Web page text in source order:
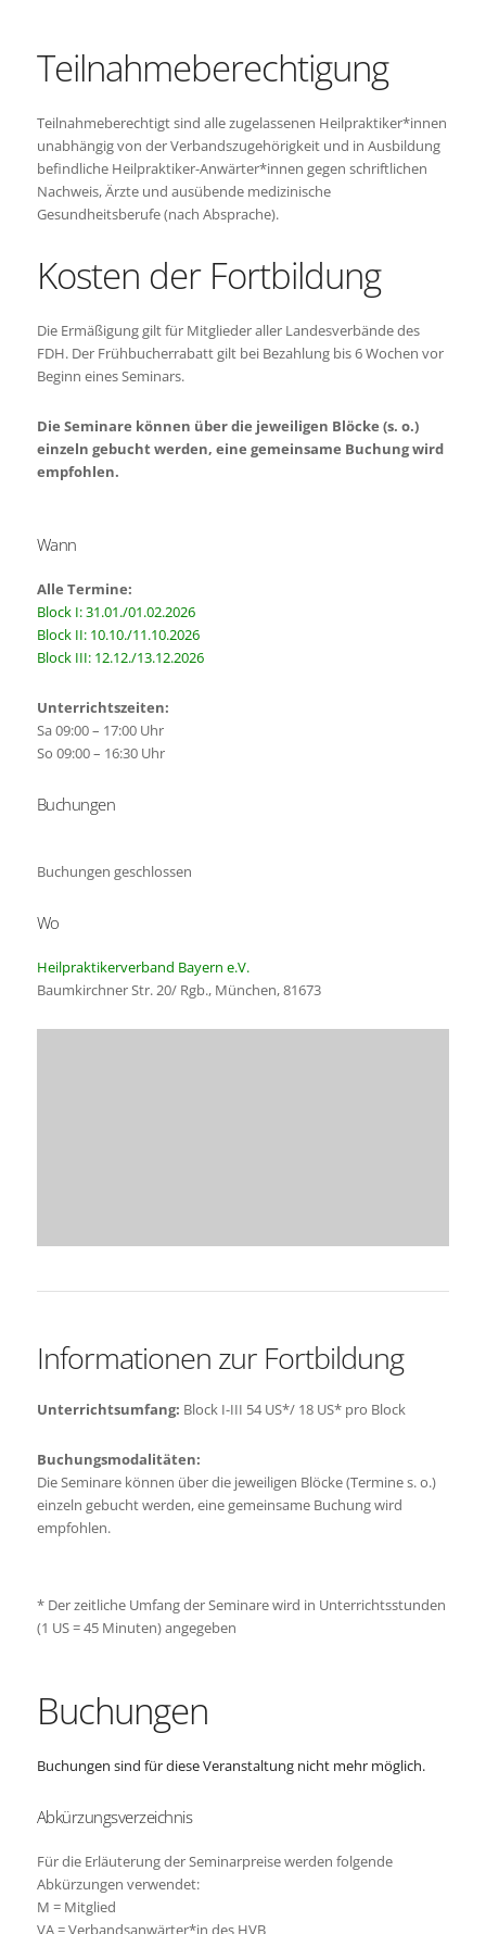
Teilnahmeberechtigung
Teilnahmeberechtigt sind alle zugelassenen Heilpraktiker*innen
unabhängig von der Verbandszugehörigkeit und in Ausbildung
befindliche Heilpraktiker-Anwärter*innen gegen schriftlichen
Nachweis, Ärzte und ausübende medizinische
Gesundheitsberufe (nach Absprache).
Kosten der Fortbildung
Die Ermäßigung gilt für Mitglieder aller Landesverbände des
FDH. Der Frühbucherrabatt gilt bei Bezahlung bis 6 Wochen vor
Beginn eines Seminars.
Die Seminare können über die jeweiligen Blöcke (s. o.)
einzeln gebucht werden, eine gemeinsame Buchung wird
empfohlen.
Wann
Alle Termine:
Block I: 31.01./01.02.2026
Block II: 10.10./11.10.2026
Block III: 12.12./13.12.2026
Unterrichtszeiten:
Sa 09:00 – 17:00 Uhr
So 09:00 – 16:30 Uhr
Buchungen
Buchungen geschlossen
Wo
Heilpraktikerverband Bayern e.V.
Baumkirchner Str. 20/ Rgb., München, 81673
Informationen zur Fortbildung
Unterrichtsumfang: Block I-III 54 US*/ 18 US* pro Block
Buchungsmodalitäten:
Die Seminare können über die jeweiligen Blöcke (Termine s. o.)
einzeln gebucht werden, eine gemeinsame Buchung wird
empfohlen.
* Der zeitliche Umfang der Seminare wird in Unterrichtsstunden
(1 US = 45 Minuten) angegeben
Buchungen
Buchungen sind für diese Veranstaltung nicht mehr möglich.
Abkürzungsverzeichnis
Für die Erläuterung der Seminarpreise werden folgende
Abkürzungen verwendet:
M = Mitglied
VA = Verbandsanwärter*in des HVB